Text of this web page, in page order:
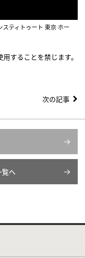
ティトゥート 東京 ホー
することを禁じます。
次の記事
へ